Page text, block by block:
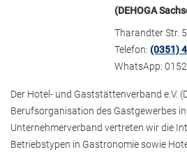
(DEHOGA
Tharandter Str.
Telefon:(0351)
WhatsApp:
Der Hotel- und Gaststättenverband e.V.
Berufsorganisation des Gastgewerbes
Unternehmerverband vertreten wir die
Betriebstypen in Gastronomie sowie